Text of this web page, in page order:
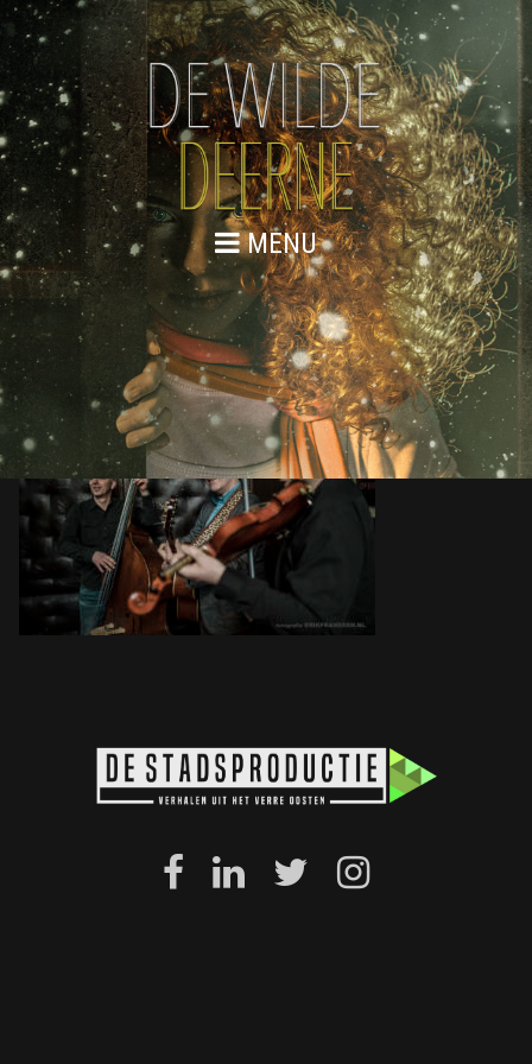
MENU
DE WILDE DEERNE – KICK-OFF 03